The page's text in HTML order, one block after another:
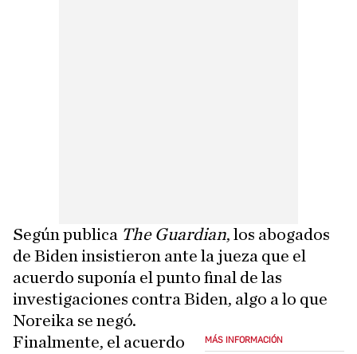
Según publica The Guardian, los abogados
de Biden insistieron ante la jueza que el
acuerdo suponía el punto final de las
investigaciones contra Biden, algo a lo que
Noreika se negó.
MÁS INFORMACIÓN
Finalmente, el acuerdo